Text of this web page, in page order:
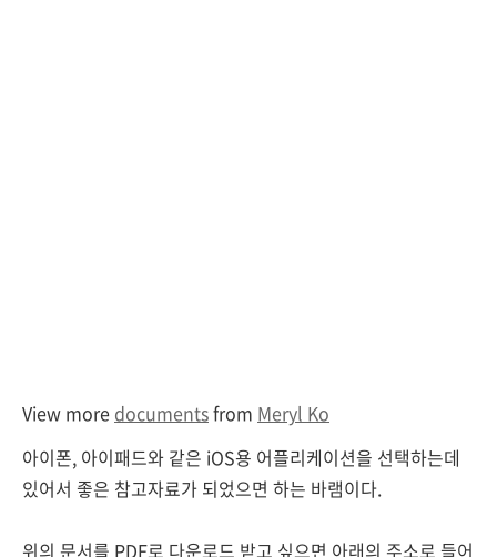
View more documentsfrom Meryl Ko
아이폰, 아이패드와 같은 iOS용 어플리케이션을 선택하는데
있어서 좋은 참고자료가 되었으면 하는 바램이다.
위의 문서를 PDF로 다운로드 받고 싶으면 아래의 주소로 들어